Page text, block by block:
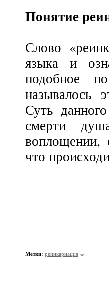
Понятие
Слово
языка и
подобное
называлось
Суть
смерти
воплощении,
что
Метки: реинкарнация